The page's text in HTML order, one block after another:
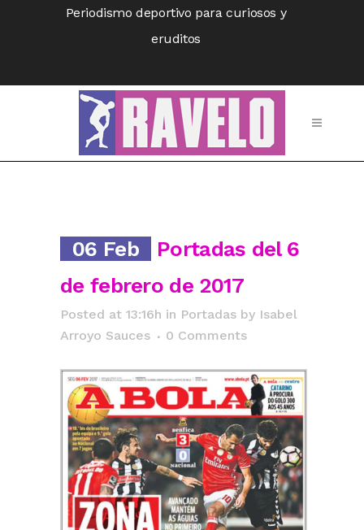
Periodismo deportivo para curiosos y
eruditos
06 Feb
Portadas del 6
de febrero de 2017
Posted at 13:16h in Portadas by Isabel
Arroyo Sauces
0 Comments